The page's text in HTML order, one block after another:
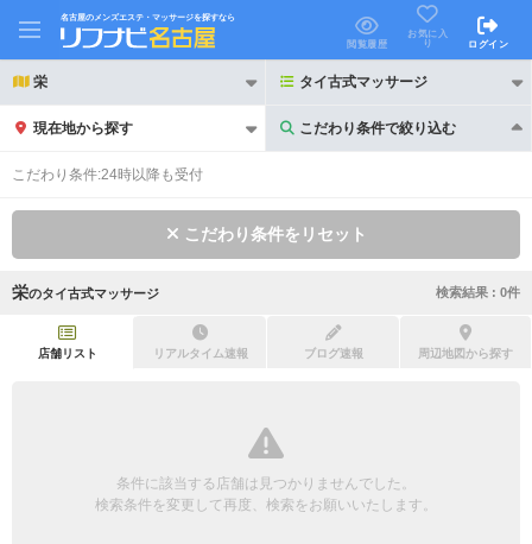
名古屋のメンズエステ・マッサージを探すなら
閲覧履歴
お気に入
り
ログイン
栄 タイ古式マッサージ
現在地から探す こだわり条件で絞り込む
こだわり条件で絞り込む
初回割引あり リピーター割引あり
団体様歓迎
こだわり条件:24時以降も受付
こだわり条件をリセット
栄のタイ古式マッサージ 検索結果 : 0件
店舗リスト リアルタイム速報 ブログ速報 周辺地図から探す
条件に該当する店舗は見つかりませんでした。
検索条件を変更して再度、検索をお願いいたします。